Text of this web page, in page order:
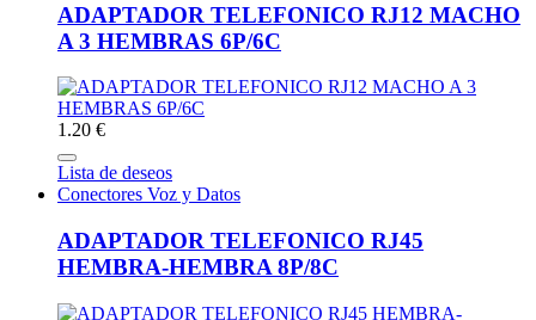
ADAPTADOR TELEFONICO RJ12 MACHO
A 3 HEMBRAS 6P/6C
1.20 €
Lista de deseos
Conectores Voz y Datos
ADAPTADOR TELEFONICO RJ45
HEMBRA-HEMBRA 8P/8C